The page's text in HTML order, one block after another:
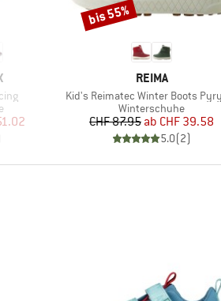
Preis
MARKE
REIMA
Artikel
Kid's Reimatec Winter Boots
Produktgruppe
Winterschuhe
Preis
CHF 87.95 reduzierter
ab CHF 39.58
5.0(2)
Rabatt
bis 55%